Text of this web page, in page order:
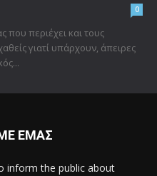
0
που περιέχει και τους
γιατί υπάρχουν, άπειρες
ΕΜΑΣ
inform the public about